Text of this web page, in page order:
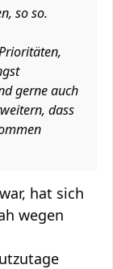
so so.
gerne auch
dass
hat sich
wegen